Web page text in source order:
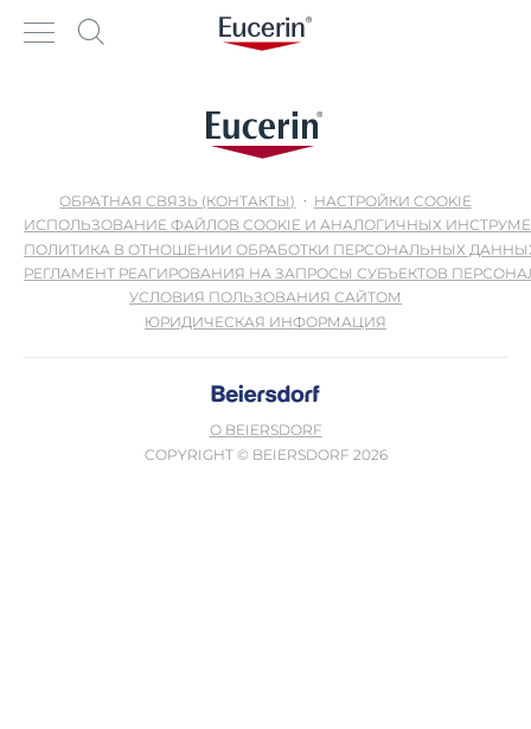
ОБРАТНАЯ СВЯЗЬ (КОНТАКТЫ)
НАСТРОЙКИ COOKIE
ИСПОЛЬЗОВАНИЕ ФАЙЛОВ COOKIE И АНАЛОГИЧНЫХ
ПОЛИТИКА В ОТНОШЕНИИ ОБРАБОТКИ ПЕРСОНАЛЬНЫХ
РЕГЛАМЕНТ РЕАГИРОВАНИЯ НА ЗАПРОСЫ СУБЪЕКТОВ
УСЛОВИЯ ПОЛЬЗОВАНИЯ САЙТОМ
ЮРИДИЧЕСКАЯ ИНФОРМАЦИЯ
О BEIERSDORF
COPYRIGHT © BEIERSDORF 2026